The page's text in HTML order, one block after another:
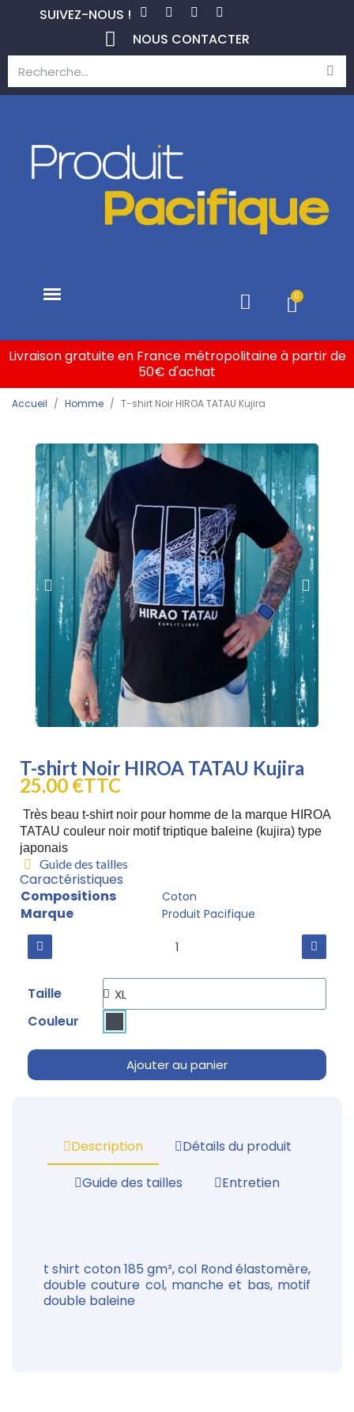
SUIVEZ-NOUS !
NOUS CONTACTER
Livraison gratuite en France métropolitaine à partir de
50€ d'achat
Accueil Homme T-shirt Noir HIROA TATAU Kujira
T-shirt Noir HIROA TATAU Kujira
25,00 €TTC
Très beau t-shirt noir pour homme de la marque HIROA
TATAU couleur noir motif triptique baleine (kujira) type
japonais
Guide des tailles
Caractéristiques
Compositions
Coton
Marque Produit Pacifique
Taille
Couleur
Ajouter au panier
Description
Détails du produit
Guide des tailles
Entretien
t shirt coton185 gm², col Rond élastomère,
double couture col, manche et bas, motif
double baleine